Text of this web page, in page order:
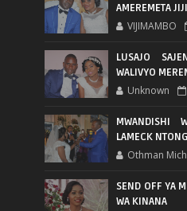
AMEREMETA
VIJIMAMBO
LUSAJO
WALIVYO
Unknown
MWANDISHI
LAMECK
Othman
SEND OFF YA
WA KINANA